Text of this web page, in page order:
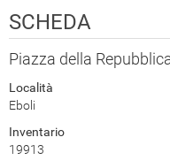
SCHEDA
Piazza della
Località
Eboli
Inventario
19913